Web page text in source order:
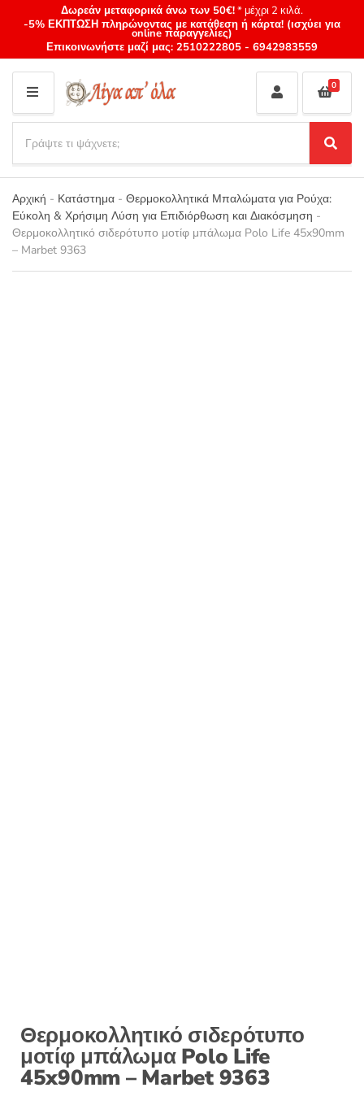
Δωρεάν μεταφορικά άνω των 50€!* μέχρι 2 κιλά.
-5% ΕΚΠΤΩΣΗ πληρώνοντας με κατάθεση ή κάρτα! (ισχύει για
online παραγγελίες)
Επικοινωνήστε μαζί μας: 2510222805 - 6942983559
M
E
N
U
Category
name
a
r
c
h
p
r
o
S
e
a
r
h
0
Αρχική - Κατάστημα - Θερμοκολλητικά Μπαλώματα για Ρούχα:
Εύκολη & Χρήσιμη Λύση για Επιδιόρθωση και Διακόσμηση -
Θερμοκολλητικό σιδερότυπο μοτίφ μπάλωμα Polo Life 45x90mm
– Marbet 9363
Θερμοκολλητικό σιδερότυπο
μοτίφ μπάλωμα Polo Life
45x90mm – Marbet 9363